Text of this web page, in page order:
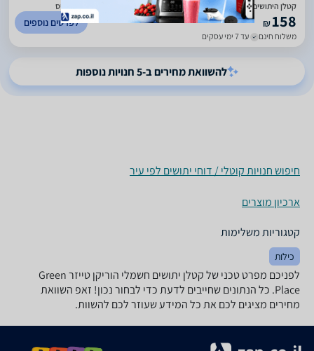
קטלן היתושים לבית ולמשרד החזק והעוצמתי הוריקן טייזר 360 18W גרין פלייס
₪158
משלוח חינם עד 7 ימי עסקים
לפרטים נוספים
להשוואת מחירים ב-5 חנויות נוספות
חיפוש חנויות קוטלי / דוחי יתושים לפי עיר
ארכיון מוצרים
קטגוריות משלימות
כילות
לפניכם מפרט טכני של ‏קטלן יתושים חשמלי הוריקן טייזר Green
Place. כל הנתונים שחייבים לדעת כדי לבחור נכון! זאפ השוואת
מחירים מציגים לכם את כל המידע שעוזר לכם להשוות.